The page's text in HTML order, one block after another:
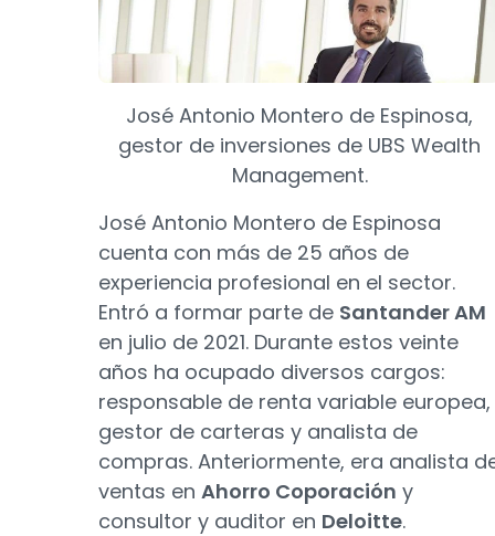
José Antonio Montero de Espinosa,
gestor de inversiones de UBS Wealth
Management.
José Antonio Montero de Espinosa
cuenta con más de 25 años de
experiencia profesional en el sector.
Entró a formar parte de Santander AM
en julio de 2021. Durante estos veinte
años ha ocupado diversos cargos:
responsable de renta variable europea,
gestor de carteras y analista de
compras. Anteriormente, era analista
ventas en Ahorro Coporación y
consultor y auditor en Deloitte.